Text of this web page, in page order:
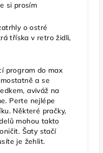
si prosím
o ostré
tříska v retro židli,
program do max
a se
aviváž na
Perte nejlépe
Některé pračky,
mohou takto
Šaty stačí
je žehlit.